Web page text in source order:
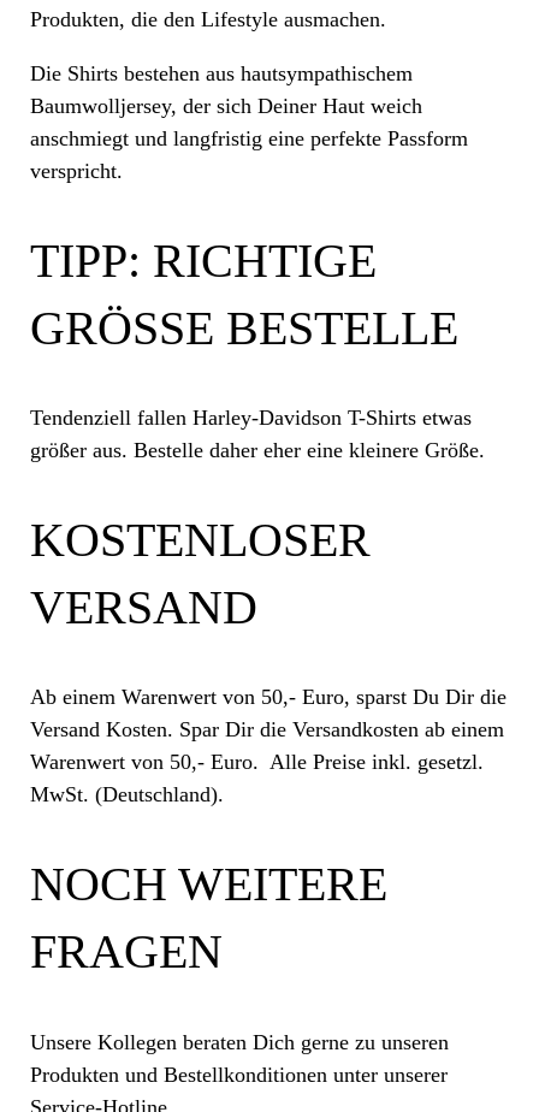
Produkten, die den Lifestyle ausmachen.
Die Shirts bestehen aus hautsympathischem
Baumwolljersey, der sich Deiner Haut weich
anschmiegt und langfristig eine perfektePassform
verspricht.
TIPP: RICHTIGE
GRÖSSE BESTELLE
Tendenziell fallenHarley-Davidson T-Shirts etwas
größer aus. Bestelle daher eher eine kleinere Größe.
KOSTENLOSER
VERSAND
Ab einem Warenwert von 50,- Euro, sparst Du Dir die
Versand Kosten. Spar Dir dieVersandkosten ab einem
Warenwert von 50,- Euro. Alle Preiseinkl. gesetzl.
MwSt. (Deutschland).
NOCH WEITERE
FRAGEN
Unsere Kollegen beraten Dich gerne zu unseren
Produkten und Bestellkonditionen unter unserer
Service-Hotline